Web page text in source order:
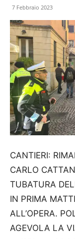
7 Febbraio 2023
CANTIERI:
CARLO
TUBATURA
IN PRIMA
ALL’OPERA.
AGEVOLA LA